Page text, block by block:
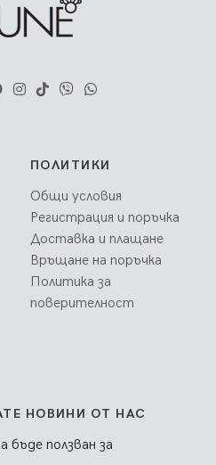
ПОЛИТИКИ
Общи условия
Регистрация и поръчка
Доставка и плащане
Връщане на поръчка
Политика за
поверителност
НОВИНИ ОТ НАС
бъде ползван за